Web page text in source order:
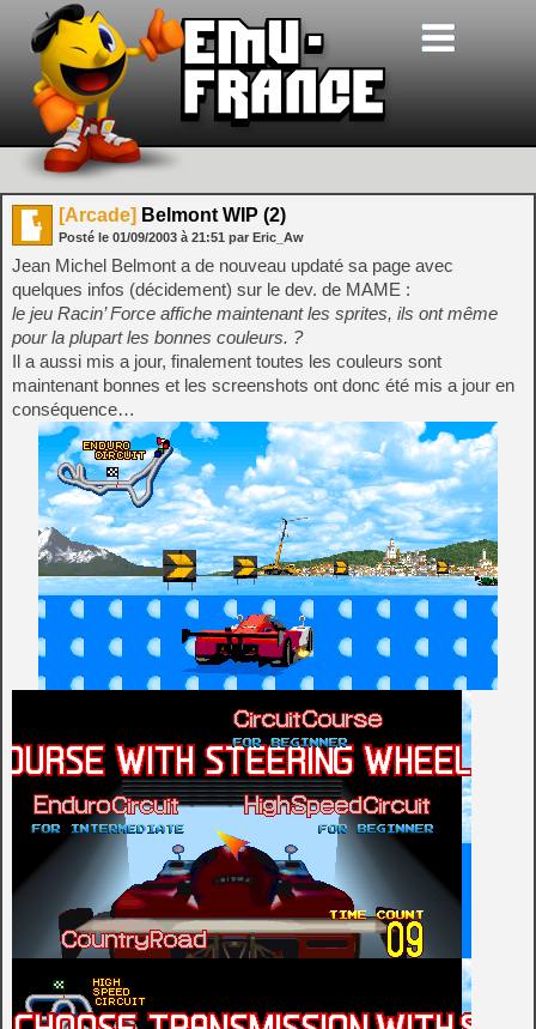
[Arcade] Belmont WIP (2)
Posté le 01/09/2003 à 21:51 par Eric_Aw
Jean Michel Belmont a de nouveau updaté sa page avec
quelques infos (décidement) sur le dev. de MAME :
le jeu Racin’ Force affiche maintenant les sprites, ils ont même
pour la plupart les bonnes couleurs. ?
Il a aussi mis a jour, finalement toutes les couleurs sont
maintenant bonnes et les screenshots ont donc été mis a jour en
conséquence…